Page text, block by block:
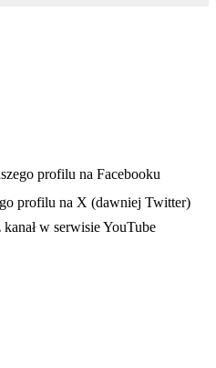
nowej karcieprofilu na Facebooku
profilu na X (dawniej Twitter)
nowej karciew serwisie YouTube